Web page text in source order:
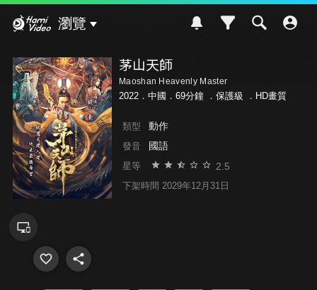
瀏覽
茅山天師
Maoshan Heavenly Master
2022．中國．69分鐘 ． 保護級 ．HD畫質
類型 動作
發音 國語
星等 2.5
下架時間 2029年12月31日